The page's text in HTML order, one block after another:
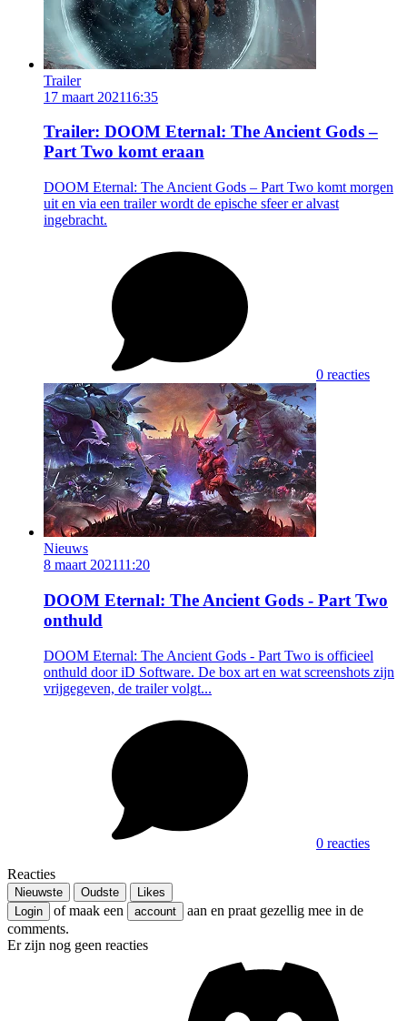
Trailer
17 maart 202116:35
Trailer: DOOM Eternal: The Ancient Gods –
Part Two komt eraan
DOOM Eternal: The Ancient Gods – Part Two komt morgen
uit en via een trailer wordt de epische sfeer er alvast
ingebracht.
0 reacties
Nieuws
8 maart 202111:20
DOOM Eternal: The Ancient Gods - Part Two
onthuld
DOOM Eternal: The Ancient Gods - Part Two is officieel
onthuld door iD Software. De box art en wat screenshots zijn
vrijgegeven, de trailer volgt...
0 reacties
Reacties
Nieuwste Oudste
Likes
Login
of maak een account
aan en praat gezellig mee in de
comments.
Er zijn nog geen reacties